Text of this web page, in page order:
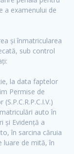
a examenului de
și înmatricularea
sub control
la data faptelor
Permise de
auto în
și Evidență a
în sarcina căruia
luare de mită, în